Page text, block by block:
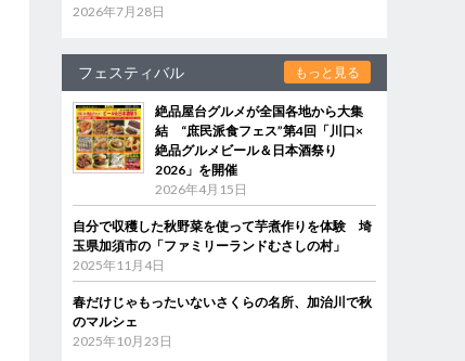
2026年7月28日
フェスティバル もっと見る
絶品屋台グルメが全国各地から大集
結 “庶民派食フェス”第4回「川口×
絶品グルメビール＆日本酒祭り
2026」を開催
2026年4月15日
自分で収穫した秋野菜を使って芋煮作りを体験 埼
玉県加須市の「ファミリーランドむさしの村」
2025年11月4日
春だけじゃもったいないさくらの名所、加治川で秋
のマルシェ
2025年10月23日